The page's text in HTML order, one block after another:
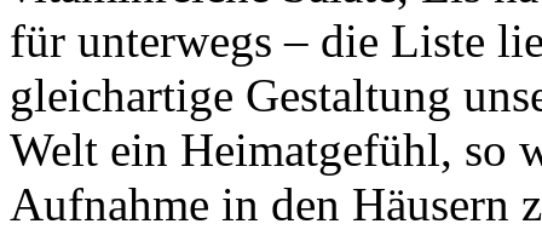
für unterwegs – die Liste
gleichartige Gestaltung
Welt ein Heimatgefühl, so
Aufnahme in den Häusern